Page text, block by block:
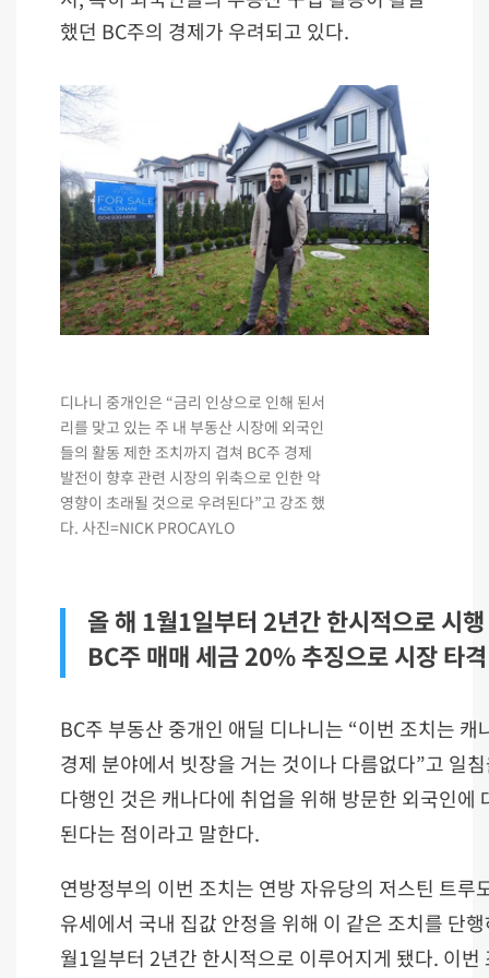
했던 BC주의 경제가 우려되고 있다.
디나니 중개인은 “금리 인상으로 인해 된서
리를 맞고 있는 주 내 부동산 시장에 외국인
들의 활동 제한 조치까지 겹쳐 BC주 경제
발전이 향후 관련 시장의 위축으로 인한 악
영향이 초래될 것으로 우려된다”고 강조 했
다. 사진=NICK PROCAYLO
올 해 1월1일부터 2년간 한시적으로 시행
BC주 매매 세금 20% 추징으로 시장 타
BC주 부동산 중개인 애딜 디나니는 “이번 조치는 캐
경제 분야에서 빗장을 거는 것이나 다름없다”고 일
다행인 것은 캐나다에 취업을 위해 방문한 외국인에
된다는 점이라고 말한다.
연방정부의 이번 조치는 연방 자유당의 저스틴 트루
유세에서 국내 집값 안정을 위해 이 같은 조치를 단
월1일부터 2년간 한시적으로 이루어지게 됐다. 이